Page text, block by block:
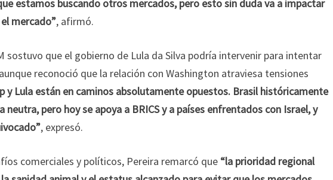
estamos buscando otros mercados, pero esto sin duda va a impactar
mercado”, afirmó.
sostuvo que el gobierno de Lula da Silva podría intervenir para intentar
reconoció que la relación con Washington atraviesa tensiones
y Lula están en caminos absolutamente opuestos. Brasil históricamente
neutra, pero hoy se apoya a BRICS y a países enfrentados con Israel, y
, expresó.
comerciales y políticos, Pereira remarcó que “la prioridad regional